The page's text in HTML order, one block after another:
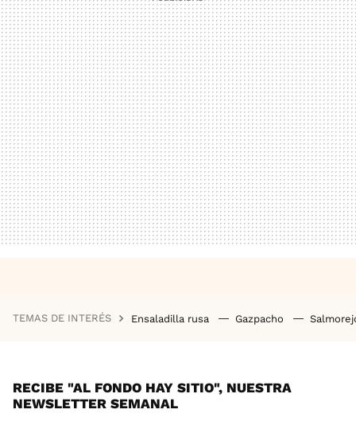
TEMAS DE INTERÉS Ensaladilla rusa Gazpacho
RECIBE "AL FONDO HAY SITIO", NUESTRA
NEWSLETTER SEMANAL